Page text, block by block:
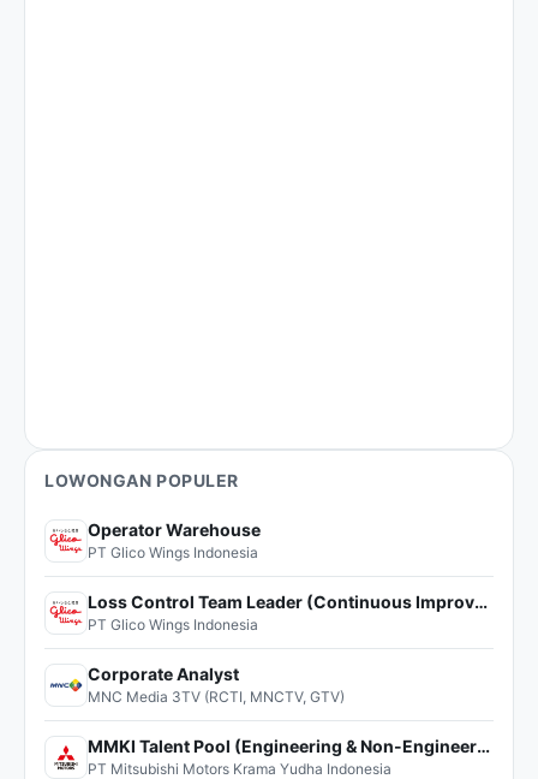
LOWONGAN POPULER
Operator Warehouse
PT Glico Wings Indonesia
Loss Control Team Leader (Continuous Improvement)
PT Glico Wings Indonesia
Corporate Analyst
MNC Media 3TV (RCTI, MNCTV, GTV)
MMKI Talent Pool (Engineering & Non-Engineering)
PT Mitsubishi Motors Krama Yudha Indonesia